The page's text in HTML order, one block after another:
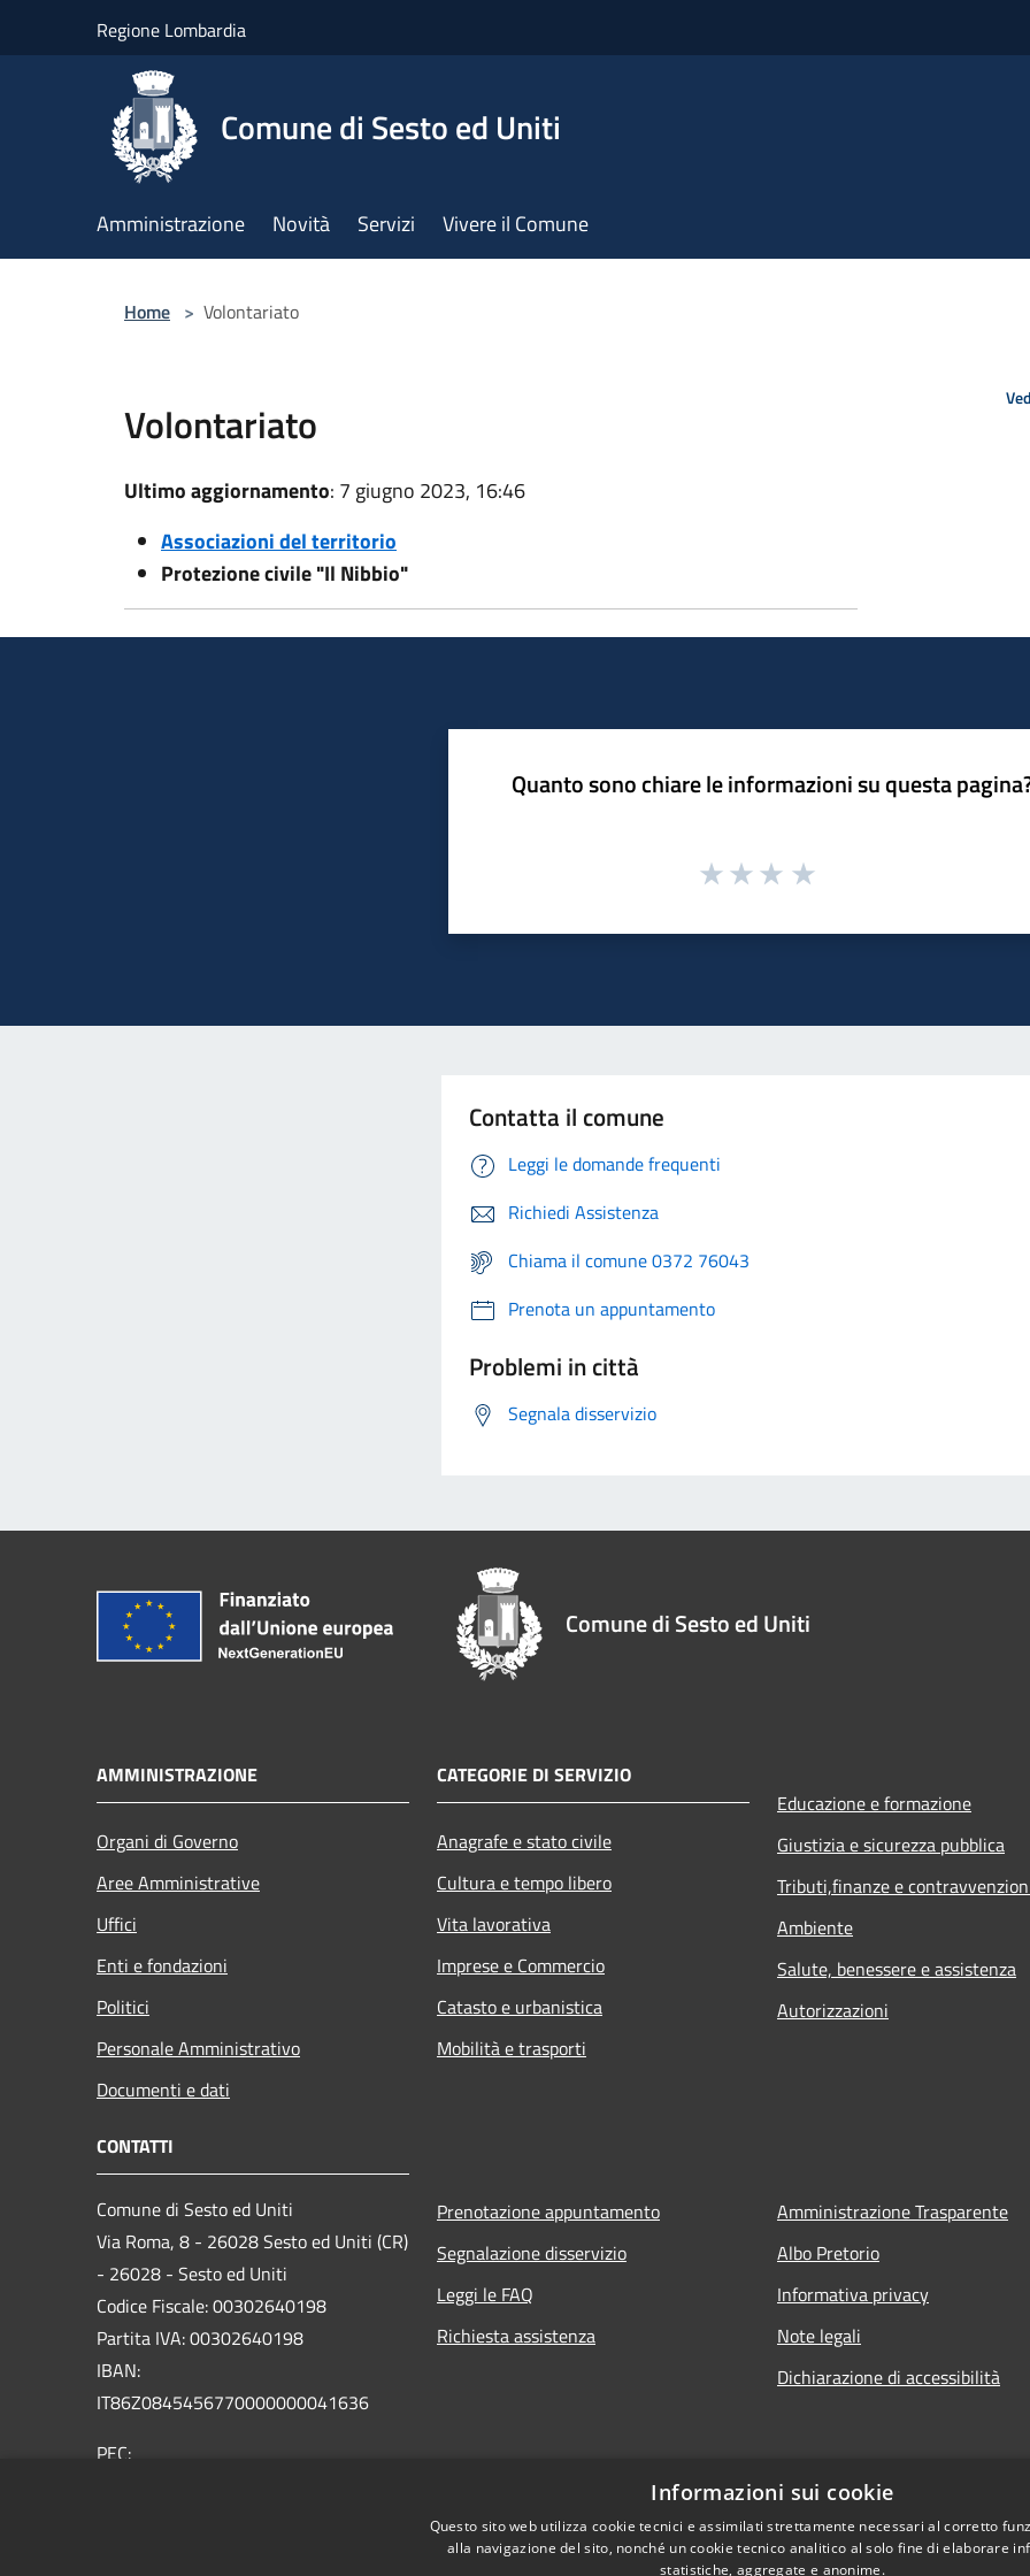
Regione Lombardia
Comune di Sesto ed Uniti
Amministrazione Novità Servizi Vivere il Comune
Home > Volontariato
Volontariato
Ultimo aggiornamento: 7 giugno 2023, 16:46
Associazioni del territorio
Protezione civile "Il Nibbio"
Quanto sono chiare le informazioni su questa
Contatta il comune
Leggi le domande frequenti
Richiedi Assistenza
Chiama il comune 0372 76043
Prenota un appuntamento
Problemi in città
Segnala disservizio
Comune di Sesto ed Uniti
AMMINISTRAZIONE
Organi di Governo
Aree Amministrative
Uffici
Enti e fondazioni
Politici
Personale Amministrativo
Documenti e dati
CATEGORIE DI SERVIZIO
Anagrafe e stato civile
Cultura e tempo libero
Vita lavorativa
Imprese e Commercio
Catasto e urbanistica
Mobilità e trasporti
Educazione e formazione
Giustizia e sicurezza pubblica
Tributi,finanze e
Ambiente
Salute, benessere e assistenza
Autorizzazioni
CONTATTI
Comune di Sesto ed Uniti
Via Roma, 8 - 26028 Sesto ed Uniti (CR)
- 26028 - Sesto ed Uniti
Codice Fiscale: 00302640198
Partita IVA: 00302640198
IBAN:
IT86Z0845456770000000041636
PEC:
Prenotazione appuntamento
Segnalazione disservizio
Leggi le FAQ
Richiesta assistenza
Amministrazione Trasparente
Albo Pretorio
Informativa privacy
Note legali
Dichiarazione di accessibilità
Informazioni sui cookie
Questo sito web utilizza cookie tecnici e assimilati strettamente necessari al corretto
alla navigazione del sito, nonché un cookie tecnico analitico al solo fine di elaborare
statistiche, aggregate e anonime.